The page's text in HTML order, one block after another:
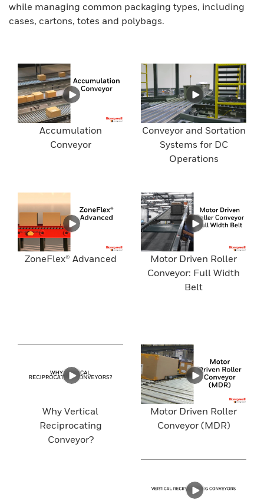
while managing common packaging types, including
cases, cartons, totes and polybags.
Accumulation
Conveyor
Conveyor and Sortation
Systems for DC
Operations
ZoneFlex® Advanced
Motor Driven Roller
Conveyor: Full Width
Belt
Why Vertical
Reciprocating
Conveyor?
Motor Driven Roller
Conveyor (MDR)